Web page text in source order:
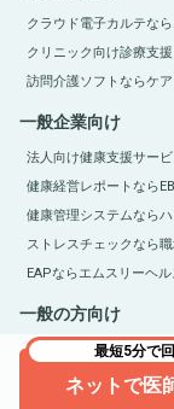
最短5分で
ネットで医
クラウド電子カルテな
クリニック向け診療支
訪問介護ソフトならケ
一般企業向け
法人向け健康支援サー
健康経営レポートなら
健康管理システムなら
ストレスチェックなら
EAPならエムスリーヘ
一般の方向け
医療総合サイトQLife（
Copyright